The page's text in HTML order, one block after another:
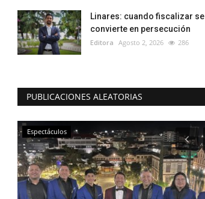
Linares: cuando fiscalizar se
convierte en persecución
Editora Agosto 2, 2026 286
PUBLICACIONES ALEATORIAS
Espectáculos